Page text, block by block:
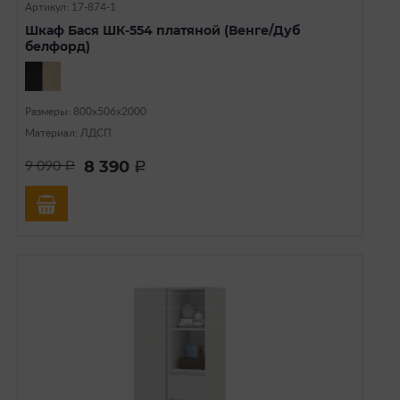
Артикул: 17-874-1
Шкаф Бася ШК-554 платяной (Венге/Дуб
белфорд)
Размеры: 800х506х2000
Материал: ЛДСП
9 090a 8 390 a